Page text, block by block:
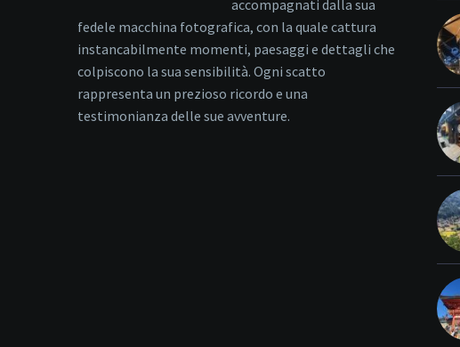
accompagnati dalla sua
fedele macchina fotografica, con la quale cattura
instancabilmente momenti, paesaggi e dettagli che
colpiscono la sua sensibilità. Ogni scatto
rappresenta un prezioso ricordo e una
testimonianza delle sue avventure.